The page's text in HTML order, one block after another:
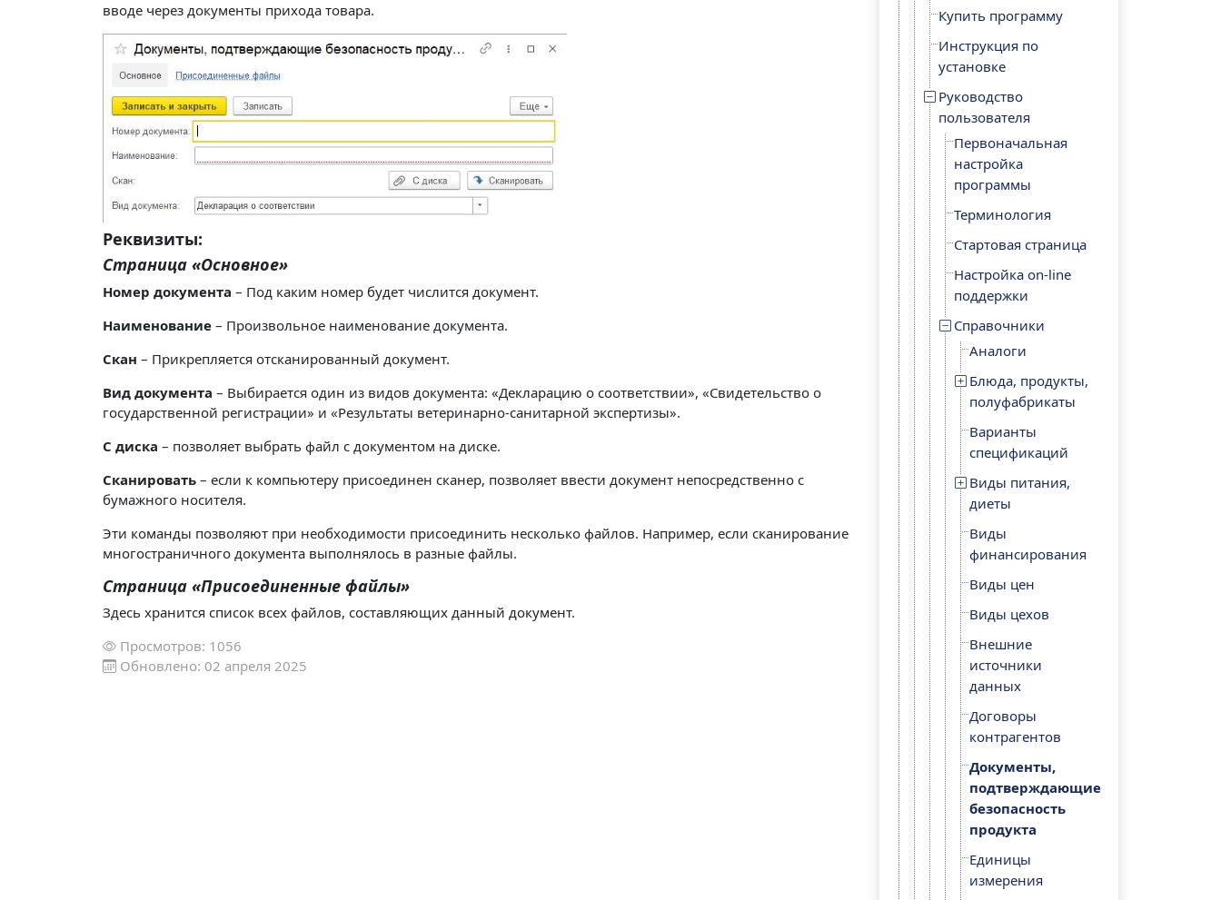
вводе через документы прихода товара.
Реквизиты:
Страница «Основное»
Номер документа – Под каким номер будет числится документ.
Наименование – Произвольное наименование документа.
Скан – Прикрепляется отсканированный документ.
Вид документа – Выбирается один из видов документа: «Декларацию о соответствии», «Свидетельство о
государственной регистрации» и «Результаты ветеринарно-санитарной экспертизы».
С диска – позволяет выбрать файл с документом на диске.
Сканировать – если к компьютеру присоединен сканер, позволяет ввести документ непосредственно с
бумажного носителя.
Эти команды позволяют при необходимости присоединить несколько файлов. Например, если сканирование
многостраничного документа выполнялось в разные файлы.
Страница «Присоединенные файлы»
Здесь хранится список всех файлов, составляющих данный документ.
Просмотров: 1056
Обновлено: 02 апреля 2025
Купить программу
Инструкция по
установке
Руководство
пользователя
Первоначальная
настройка
программы
Терминология
Стартовая страница
Настройка on-line
поддержки
Справочники
Аналоги
Блюда, продукты,
полуфабрикаты
Варианты
спецификаций
Виды питания,
диеты
Виды
финансирования
Виды цен
Виды цехов
Внешние
источники
данных
Договоры
контрагентов
Документы,
подтверждающие
безопасность
продукта
Единицы
измерения